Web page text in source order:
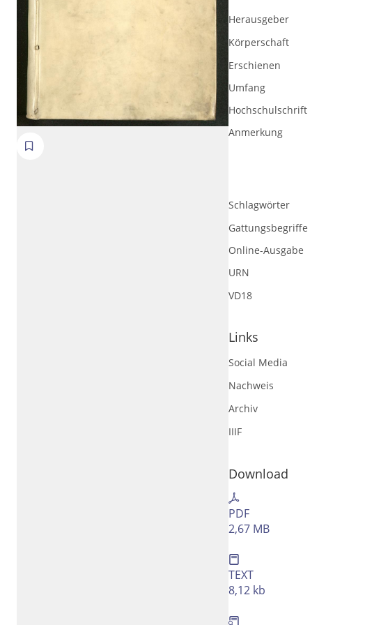
Herausgeber
Körperschaft
Erschienen
Umfang
Hochschulschrift
Anmerkung
Schlagwörter
Gattungsbegriffe
Online-Ausgabe
URN
VD18
Links
Social Media
Nachweis
Archiv
IIIF
Download
PDF
2,67 MB
TEXT
8,12 kb